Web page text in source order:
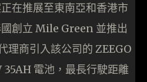
在推展至東南亞和香港市
創立 Mile Green 並推出
理商引入該公司的 ZEEGO
電池，最長行駛距離